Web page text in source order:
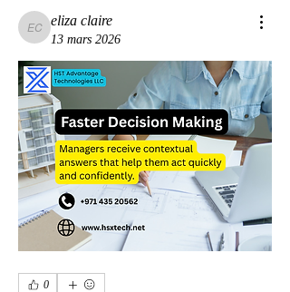
eliza claire
eliza claire
13 mars 2026
0